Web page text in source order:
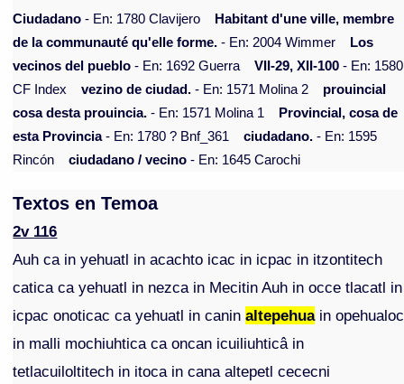
Ciudadano - En: 1780 Clavijero
Habitant d'une ville, membre
de la communauté qu'elle forme. - En: 2004 Wimmer
Los
vecinos del pueblo - En: 1692 Guerra VII-29, XII-100 - En: 1580
CF Index
vezino de ciudad. - En: 1571 Molina 2
prouincial
cosa desta prouincia. - En: 1571 Molina 1
Provincial, cosa de
esta Provincia- En: 1780 ? Bnf_361 ciudadano. - En: 1595
Rincón
ciudadano / vecino - En: 1645 Carochi
Textos en Temoa
2v 116
Auh ca in yehuatl in acachto icac in icpac in itzontitech
catica ca yehuatl in nezca in Mecitin Auh in occe tlacatl in
icpac onoticac ca yehuatl in caninaltepehuain opehualoc
in malli mochiuhtica ca oncan icuiliuhticâ in
tetlacuiloltitech in itoca in cana altepetl cececni